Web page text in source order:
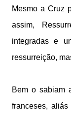
Mesmo a Cruz
assim,
integradas e
ressurreição,
Bem o sabiam
franceses,